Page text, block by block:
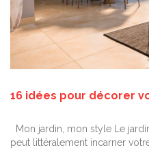
16 idées pour décorer
Mon jardin, mon style Le
peut littéralement incarner